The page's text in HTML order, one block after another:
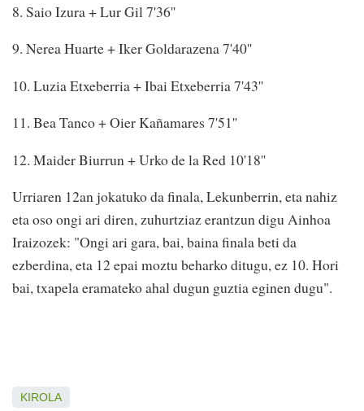
8. Saio Izura + Lur Gil 7'36''
9. Nerea Huarte + Iker Goldarazena 7'40''
10. Luzia Etxeberria + Ibai Etxeberria 7'43''
11. Bea Tanco + Oier Kañamares 7'51''
12. Maider Biurrun + Urko de la Red 10'18''
Urriaren 12an jokatuko da finala, Lekunberrin, eta nahiz
eta oso ongi ari diren, zuhurtziaz erantzun digu Ainhoa
Iraizozek: "Ongi ari gara, bai, baina finala beti da
ezberdina, eta 12 epai moztu beharko ditugu, ez 10. Hori
bai, txapela eramateko ahal dugun guztia eginen dugu".
KIROLA